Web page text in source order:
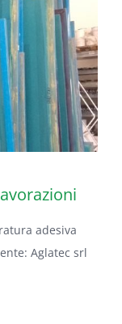
adesiva
Aglatec srl